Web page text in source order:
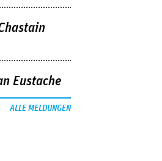
Eustache
ALLE MELDUNGEN